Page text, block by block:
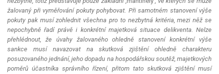
žalovaný při vyměřování pokuty pohybovat. Při samotném stanovení výše
pokuty pak musí zohlednit všechna pro to nezbytná kritéria, mezi něž se
nepochybně řadí právě i konkrétní majetková situace delikventa. Nelze
přehlédnout, že úvahy žalovaného ohledně stanovení konkrétní výše
sankce musí navazovat na skutková zjištění ohledně charakteru
posuzovaného jednání, jeho dopadu na hospodářskou soutěž, majetkových
poměrů účastníka správního řízení, přitom tato skutková zjištění musí